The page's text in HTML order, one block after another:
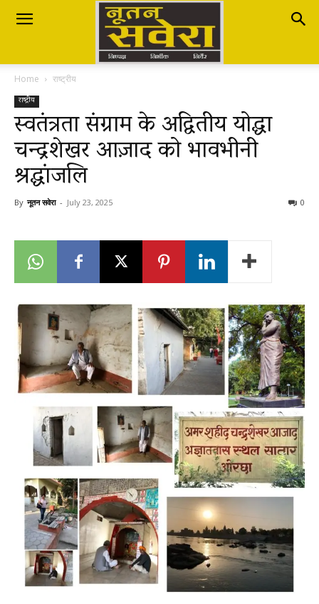
Nutan
Savera
नूतन
सवेरा
Breaking
News
Home राष्ट्रीय
राष्ट्रीय
स्वतंत्रता संग्राम के अद्वितीय योद्धा
चन्द्रशेखर आज़ाद को भावभीनी
श्रद्धांजलि
By नूतन सवेरा - July 23, 2025 0